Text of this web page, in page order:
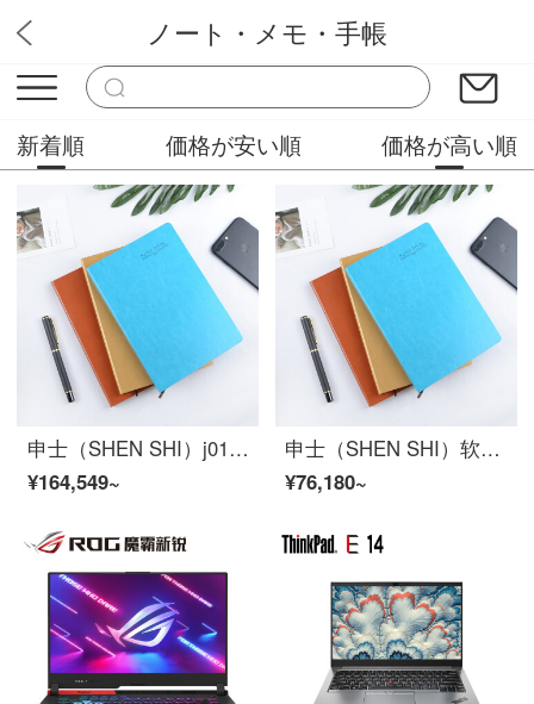
文房具屋
ノート・メモ・手帳
新着順 価格が安い順 価格が高い順
申士（SHEN SHI）j0150 2400本50K软面抄商务记事本 办公笔记本 贴芯本 厂直定制
¥164,549~
申士（SHEN SHI）软面抄记事本J0125 1000本笔记本子 厂直定制
¥76,180~